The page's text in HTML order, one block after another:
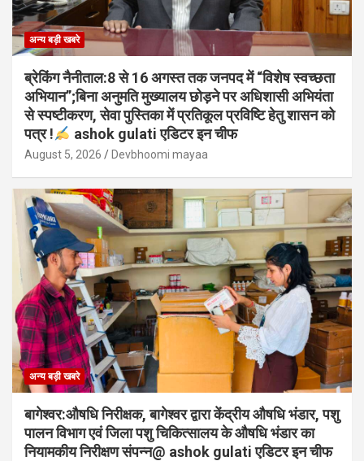
अन्य बड़ी खबरे
ब्रेकिंग नैनीताल:8 से 16 अगस्त तक जनपद में “विशेष स्वच्छता
अभियान”;बिना अनुमति मुख्यालय छोड़ने पर अधिशासी अभियंता
से स्पष्टीकरण, सेवा पुस्तिका में प्रतिकूल प्रविष्टि हेतु शासन को
पत्र !
ashok gulati एडिटर इन चीफ
August 5, 2026 Devbhoomi mayaa
अन्य बड़ी खबरे
बागेश्वर:औषधि निरीक्षक, बागेश्वर द्वारा केंद्रीय औषधि भंडार, पशु
पालन विभाग एवं जिला पशु चिकित्सालय के औषधि भंडार का
नियामकीय निरीक्षण संपन्न@ ashok gulati एडिटर इन चीफ